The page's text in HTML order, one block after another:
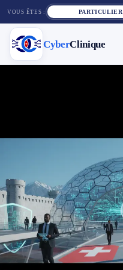
VOUS ÊTES : PARTICULIER
CyberClinique
Réparation téléphone
Tarifs
Blog
Contact